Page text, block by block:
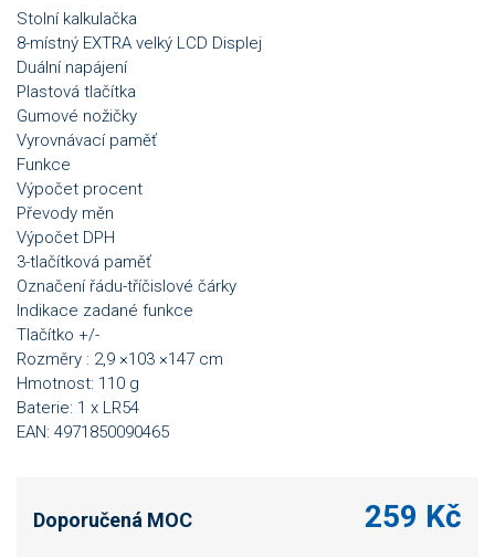
Stolní kalkulačka
8-místný EXTRA velký LCD Displej
Duální napájení
Plastová tlačítka
Gumové nožičky
Vyrovnávací paměť
Funkce
Výpočet procent
Převody měn
Výpočet DPH
3-tlačítková paměť
Označení řádu-tříčislové čárky
Indikace zadané funkce
Tlačítko +/-
Rozměry : 2,9 ×103 ×147 cm
Hmotnost: 110 g
Baterie: 1 x LR54
EAN: 4971850090465
Doporučená MOC 259 Kč